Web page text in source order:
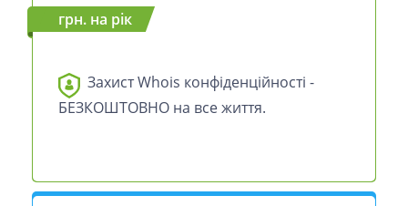
грн. на рік
Захист Whois конфіденційності -
БЕЗКОШТОВНО на все життя.